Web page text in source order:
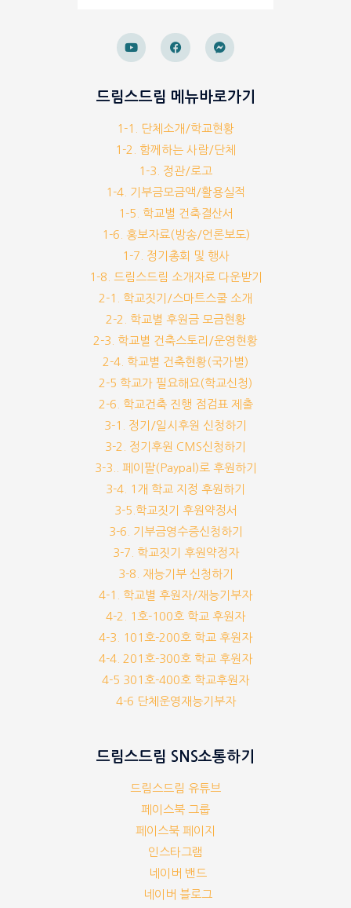
드림스드림 메뉴바로가기
1-1. 단체소개/학교현황
1-2. 함께하는 사람/단체
1-3. 정관/로고
1-4. 기부금모금액/활용실적
1-5. 학교별 건축결산서
1-6. 홍보자료(방송/언론보도)
1-7. 정기총회 및 행사
1-8. 드림스드림 소개자료 다운받기
2-1. 학교짓기/스마트스쿨 소개
2-2. 학교별 후원금 모금현황
2-3. 학교별 건축스토리/운영현황
2-4. 학교별 건축현황(국가별)
2-5 학교가 필요해요(학교신청)
2-6. 학교건축 진행 점검표 제출
3-1. 정기/일시후원 신청하기
3-2. 정기후원 CMS신청하기
3-3.. 페이팔(Paypal)로 후원하기
3-4. 1개 학교 지정 후원하기
3-5.학교짓기 후원약정서
3-6. 기부금영수증신청하기
3-7. 학교짓기 후원약정자
3-8. 재능기부 신청하기
4-1. 학교별 후원자/재능기부자
4-2. 1호-100호 학교 후원자
4-3. 101호-200호 학교 후원자
4-4. 201호-300호 학교 후원자
4-5 301호-400호 학교후원자
4-6 단체운영재능기부자
드림스드림 SNS소통하기
드림스드림 유튜브
페이스북 그룹
페이스북 페이지
인스타그램
네이버 밴드
네이버 블로그